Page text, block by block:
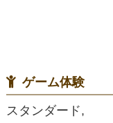
ゲーム体験
スタンダード,